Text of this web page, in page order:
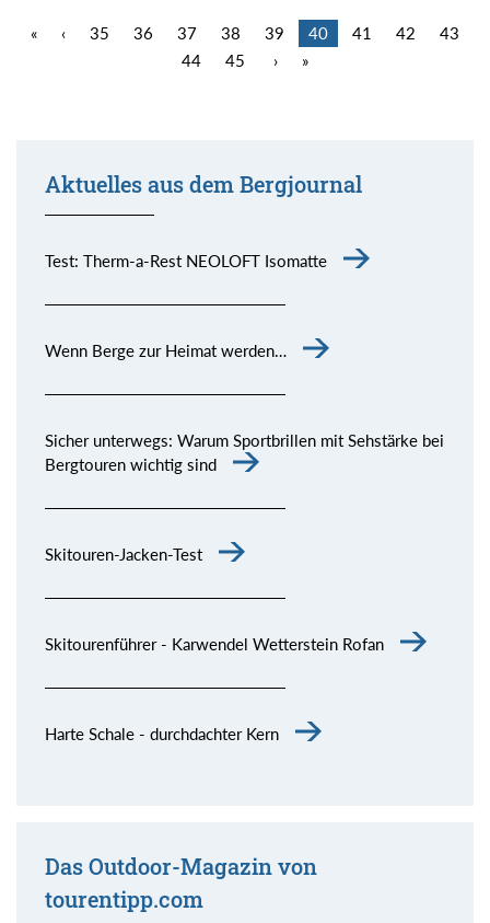
« ‹ 35 36 37 38 39 40 41 42
43
44
45 › »
Aktuelles aus dem Bergjournal
Test: Therm-a-Rest NEOLOFT Isomatte
Wenn Berge zur Heimat werden…
Sicher unterwegs: Warum Sportbrillen mit Sehstärke bei
Bergtouren wichtig sind
Skitouren-Jacken-Test
Skitourenführer - Karwendel Wetterstein Rofan
Harte Schale - durchdachter Kern
Das Outdoor-Magazin von
tourentipp.com